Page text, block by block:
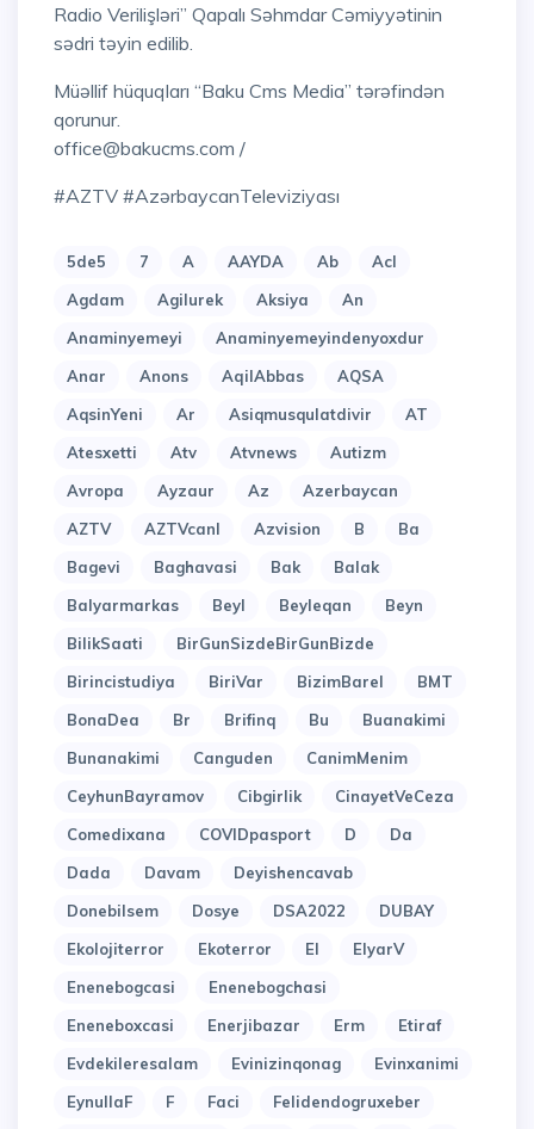
Radio Verilişləri” Qapalı Səhmdar Cəmiyyətinin
sədri təyin edilib.
Müəllif hüquqları “Baku Cms Media” tərəfindən
qorunur.
office@bakucms.com /
#AZTV #AzərbaycanTeleviziyası
5de5 7 A AAYDA Ab
Acl
Agdam
Agilurek Aksiya
An
Anaminyemeyi
Anaminyemeyindenyoxdur
Anar
Anons AqilAbbas
AQSA
AqsinYeni
Ar Asiqmusqulatdivir
AT
Atesxetti
Atv Atvnews
Autizm
Avropa
Ayzaur Az
Azerbaycan
AZTV
AZTVcanl Azvision B
Ba
Bagevi
Baghavasi Bak
Balak
Balyarmarkas
Beyl Beyleqan
Beyn
BilikSaati
BirGunSizdeBirGunBizde
Birincistudiya
BiriVar BizimBarel
BMT
BonaDea
Br Brifinq Bu
Buanakimi
Bunanakimi
Canguden
CanimMenim
CeyhunBayramov
Cibgirlik
CinayetVeCeza
Comedixana
COVIDpasport D
Da
Dada
Davam
Deyishencavab
Donebilsem
Dosye DSA2022
DUBAY
Ekolojiterror
Ekoterror El
ElyarV
Enenebogcasi
Enenebogchasi
Eneneboxcasi
Enerjibazar Erm
Etiraf
Evdekileresalam
Evinizinqonag
Evinxanimi
EynullaF
F Faci
Felidendogruxeber